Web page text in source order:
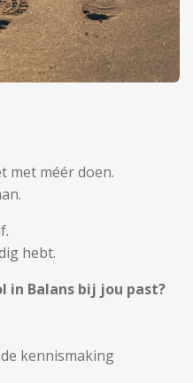
met méér doen.
hebt.
in Balans bij jou past?
kennismaking